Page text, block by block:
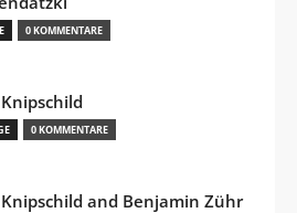
0 KOMMENTARE
0 KOMMENTARE
and Benjamin Zühr